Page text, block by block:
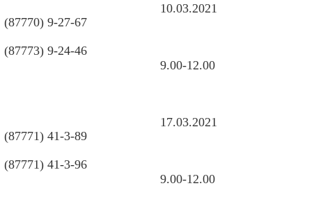
(87770) 9-27-67
(87773) 9-24-46
10.03.2021
9.00-12.00
(87771) 41-3-89
(87771) 41-3-96
17.03.2021
9.00-12.00